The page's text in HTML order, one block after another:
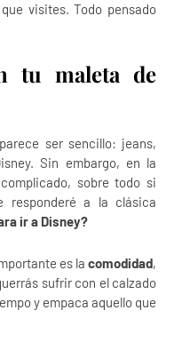
visites. Todo pensado
tu maleta de
parece ser sencillo: jeans,
Sin embargo, en la
sobre todo si
responderé a la clásica
ir a Disney?
es la comodidad,
sufrir con el calzado
y empaca aquello que